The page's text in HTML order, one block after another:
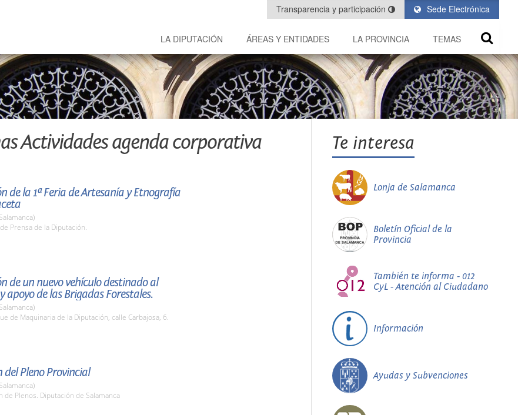
Sede Electrónica
Transparencia y participación
LA DIPUTACIÓN ÁREAS Y ENTIDADES LA PROVINCIA TEMAS
Actividades agenda corporativa
de la 1ª Feria de Artesanía y Etnografía
de Prensa de la Diputación.
de un nuevo vehículo destinado al
apoyo de las Brigadas Forestales.
de Maquinaria de la Diputación, calle Carbajosa, 6.
del Pleno Provincial
de Plenos. Diputación de Salamanca
Te interesa
Lonja de Salamanca
Boletín Oficial de la
Provincia
También te informa - 012
CyL - Atención al Ciudadano
Información
Ayudas y Subvenciones